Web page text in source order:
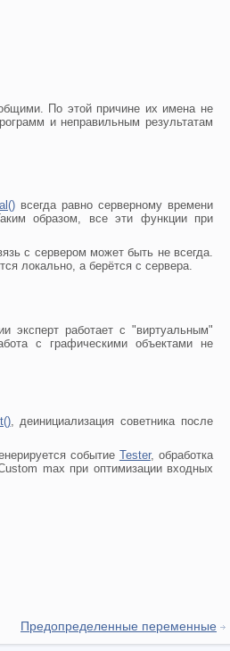
По этой причине их имена не
и неправильным результатам
всегда равно серверному времени
образом, все эти функции при
с сервером может быть не всегда.
локально, а берётся с сервера.
эксперт работает с "виртуальным"
с графическими объектами не
, деинициализация советника после
событие Tester, обработка
max при оптимизации входных
Предопределенные переменные